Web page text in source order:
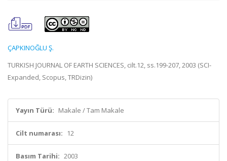
ÇAPKINOĞLU Ş.
TURKISH JOURNAL OF EARTH SCIENCES, cilt.12, ss.199-207, 2003 (SCI-
Expanded, Scopus, TRDizin)
Yayın Türü: Makale / Tam Makale
Cilt numarası: 12
Basım Tarihi: 2003